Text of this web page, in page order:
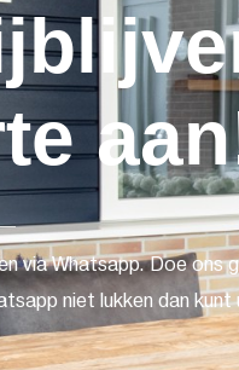
via Whatsapp. Doe
niet lukken dan